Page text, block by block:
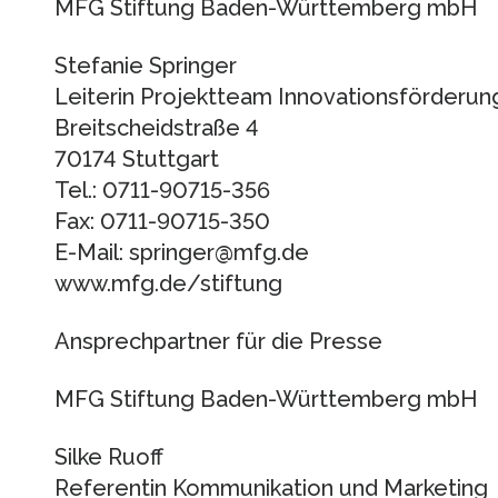
MFG Stiftung Baden-Württemberg mbH
Stefanie Springer
Leiterin Projektteam
Breitscheidstraße 4
70174 Stuttgart
Tel.: 0711-90715-356
Fax: 0711-90715-350
E-Mail: springer@mfg.de
www.mfg.de/stiftung
Ansprechpartner für die Presse
MFG Stiftung Baden-Württemberg mbH
Silke Ruoff
Referentin Kommunikation und Marketing